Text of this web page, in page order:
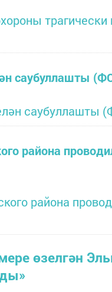
саубуллашты
района
өзелгән